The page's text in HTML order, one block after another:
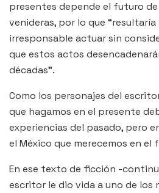
presentes depende el futuro
venideras, por lo que
irresponsable actuar sin
que estos actos
décadas”.
Como los personajes del
que hagamos en el presente
experiencias del pasado, pero
el México que merecemos en el
En ese texto de ficción -
escritor le dio vida a uno de los